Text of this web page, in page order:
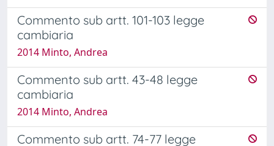
Commento sub artt. 101-103 legge
cambiaria
2014 Minto, Andrea
Commento sub artt. 43-48 legge
cambiaria
2014 Minto, Andrea
Commento sub artt. 74-77 legge